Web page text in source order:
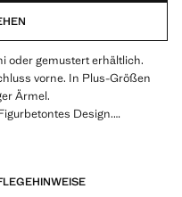
oder gemustert erhältlich.
vorne. In Plus-Größen
Ärmel.
Design.
Vorderer Verschluss.
Feierlichkeiten und